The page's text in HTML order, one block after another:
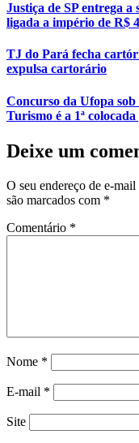
Justiça de SP entrega
ligada a império de R$
TJ do Pará fecha
expulsa cartorário
Concurso da Ufopa
Turismo é a 1ª
Deixe um
O seu endereço de e-
são marcados com *
Comentário *
Nome *
E-mail *
Site